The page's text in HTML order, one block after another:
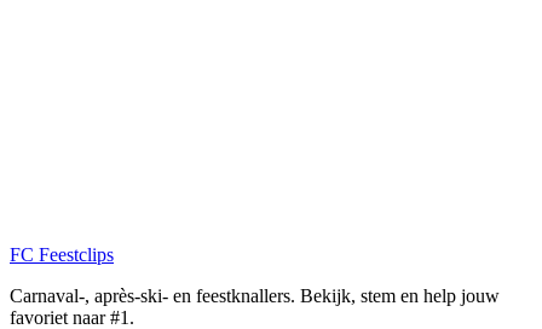
FC Feestclips
Carnaval-, après-ski- en feestknallers. Bekijk, stem en help jouw
favoriet naar #1.